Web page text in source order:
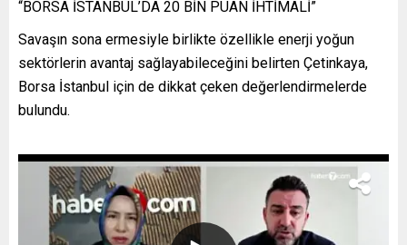
“BORSA İSTANBUL’DA 20 BİN PUAN İHTİMALİ”
Savaşın sona ermesiyle birlikte özellikle enerji yoğun
sektörlerin avantaj sağlayabileceğini belirten Çetinkaya,
Borsa İstanbul için de dikkat çeken değerlendirmelerde
bulundu.